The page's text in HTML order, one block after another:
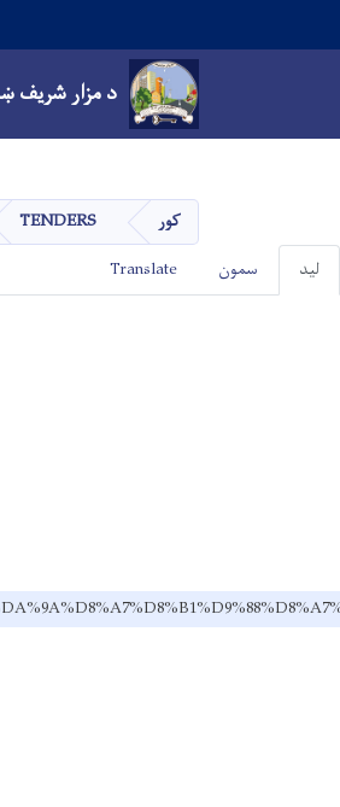
د مزار شریف
Main navigation
د مزار شریف
کور TENDERS
Primary
tabs
ليد سمون Translate